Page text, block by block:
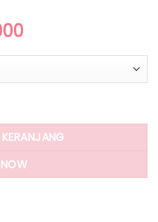
Harga
adalah:
Tangan Stainless Wanita